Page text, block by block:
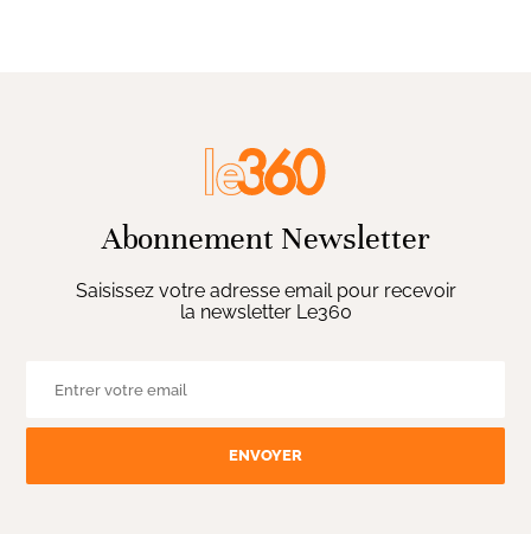
Abonnement Newsletter
Saisissez votre adresse email pour recevoir
la newsletter Le360
ENVOYER